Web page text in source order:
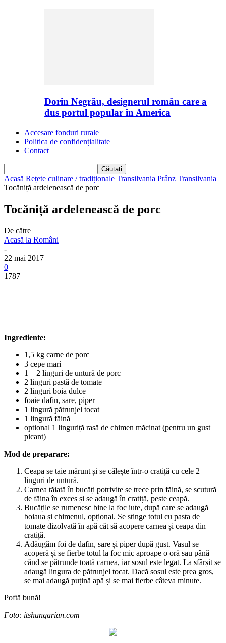
Dorin Negrău, designerul român care a
dus portul popular în America
Accesare fonduri rurale
Politica de confidențialitate
Contact
Acasă Rețete culinare / tradiționale Transilvania Prânz Transilvania
Tocăniță ardelenească de porc
Tocăniță ardelenească de porc
De către
Acasă la Români
-
22 mai 2017
0
1787
Ingrediente:
1,5 kg carne de porc
3 cepe mari
1 – 2 linguri de untură de porc
2 linguri pastă de tomate
2 linguri boia dulce
foaie dafin, sare, piper
1 lingură pătrunjel tocat
1 lingură făină
optional 1 linguriță rasă de chimen măcinat (pentru un gust
picant)
Mod de preparare:
Ceapa se taie mărunt și se călește într-o cratiță cu cele 2
linguri de untură.
Carnea tăiată în bucăți potrivite se trece prin făină, se scutură
de făina în exces și se adaugă în cratiță, peste ceapă.
Bucățile se rumenesc bine la foc iute, după care se adaugă
boiaua și chimenul, opțional. Se stinge totul cu pasta de
tomate dizolvată în apă cât să acopere carnea și ceapa din
cratiță.
Adăugăm foi de dafin, sare și piper după gust. Vasul se
acoperă și se fierbe totul la foc mic aproape o oră sau până
când se pătrunde toată carnea, iar sosul este legat. La sfârșit se
adaugă lingura de pătrunjel tocat. Dacă sosul este prea gros,
se mai adaugă puțină apă și se mai fierbe câteva minute.
Poftă bună!
Foto: itshungarian.com